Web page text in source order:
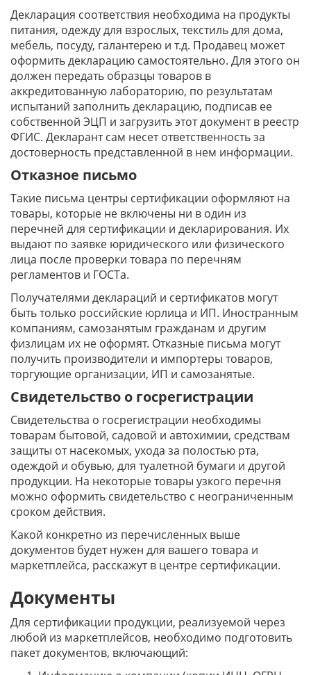
Декларация соответствия необходима на продукты
питания, одежду для взрослых, текстиль для дома,
мебель, посуду, галантерею и т.д. Продавец может
оформить декларацию самостоятельно. Для этого он
должен передать образцы товаров в
аккредитованную лабораторию, по результатам
испытаний заполнить декларацию, подписав ее
собственной ЭЦП и загрузить этот документ в реестр
ФГИС. Декларант сам несет ответственность за
достоверность представленной в нем информации.
Отказное письмо
Такие письма центры сертификации оформляют на
товары, которые не включены ни в один из
перечней для сертификации и декларирования. Их
выдают по заявке юридического или физического
лица после проверки товара по перечням
регламентов и ГОСТа.
Получателями деклараций и сертификатов могут
быть только российские юрлица и ИП. Иностранным
компаниям, самозанятым гражданам и другим
физлицам их не оформят. Отказные письма могут
получить производители и импортеры товаров,
торгующие организации, ИП и самозанятые.
Свидетельство о госрегистрации
Свидетельства о госрегистрации необходимы
товарам бытовой, садовой и автохимии, средствам
защиты от насекомых, ухода за полостью рта,
одеждой и обувью, для туалетной бумаги и другой
продукции. На некоторые товары узкого перечня
можно оформить свидетельство с неограниченным
сроком действия.
Какой конкретно из перечисленных выше
документов будет нужен для вашего товара и
маркетплейса, расскажут в центре сертификации.
Документы
Для сертификации продукции, реализуемой через
любой из маркетплейсов, необходимо подготовить
пакет документов, включающий: